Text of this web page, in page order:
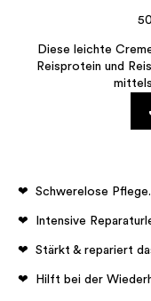
Diese leichte
Reisprotein und
Schwerelose Pflege.
Intensive
Stärkt & repariert
Hilft bei der